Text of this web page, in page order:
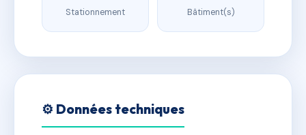
Stationnement Bâtiment(s)
⚙️ Données techniques